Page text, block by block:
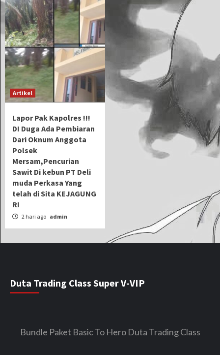
Artikel
Lapor Pak Kapolres !!!
DI Duga Ada Pembiaran
Dari Oknum Anggota
Polsek
Mersam,Pencurian
Sawit Di kebun PT Deli
muda Perkasa Yang
telah di Sita KEJAGUNG
RI
2 hari ago admin
Duta Trading Class Super V-VIP
Bundle Paket Basic To Hero Duta Trading Class